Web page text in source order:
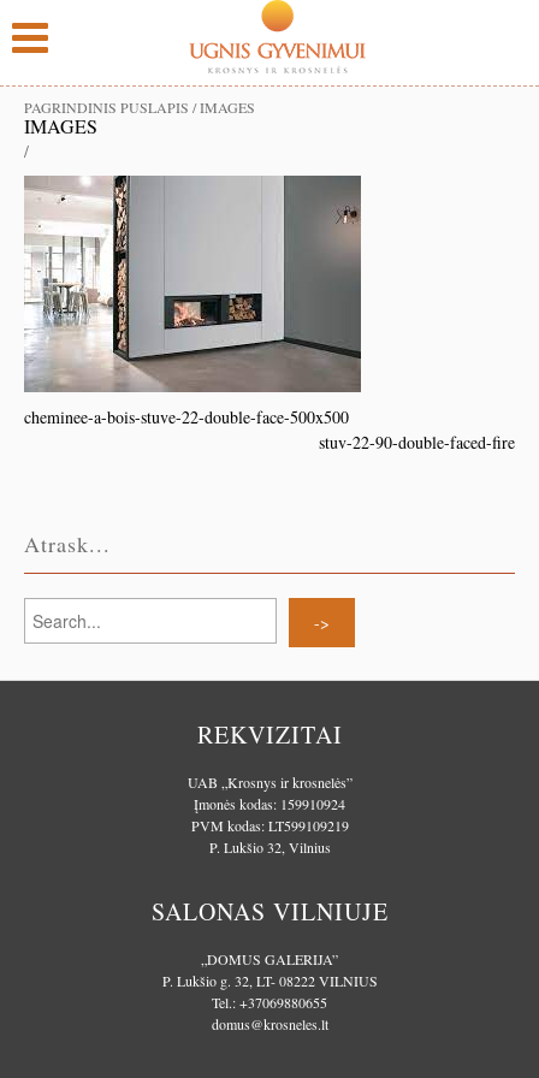
PAGRINDINIS PUSLAPIS /IMAGES
IMAGES
/
cheminee-a-bois-stuve-22-double-face-500x500
stuv-22-90-double-faced-fire
Atrask...
REKVIZITAI
UAB „Krosnys ir krosnelės”
Įmonės kodas: 159910924
PVM kodas: LT599109219
P. Lukšio 32, Vilnius
SALONAS VILNIUJE
„DOMUS GALERIJA”
P. Lukšio g. 32, LT- 08222 VILNIUS
Tel.:+37069880655
domus@krosneles.lt